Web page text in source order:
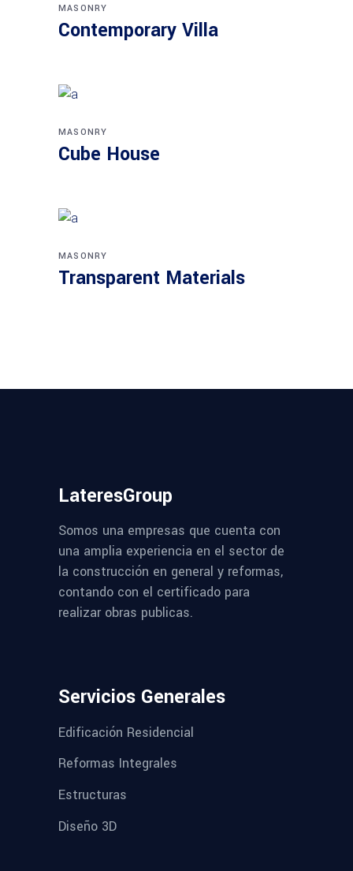
MASONRY
Contemporary Villa
MASONRY
Cube House
MASONRY
Transparent Materials
LateresGroup
Somos una empresas que cuenta con
una amplia experiencia en el sector de
la construcción en general y reformas,
contando con el certificado para
realizar obras publicas.
Servicios Generales
Edificación Residencial
Reformas Integrales
Estructuras
Diseño 3D